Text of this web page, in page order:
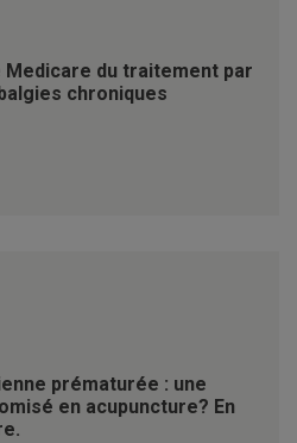
du traitement par
chroniques
prématurée : une
en acupuncture? En